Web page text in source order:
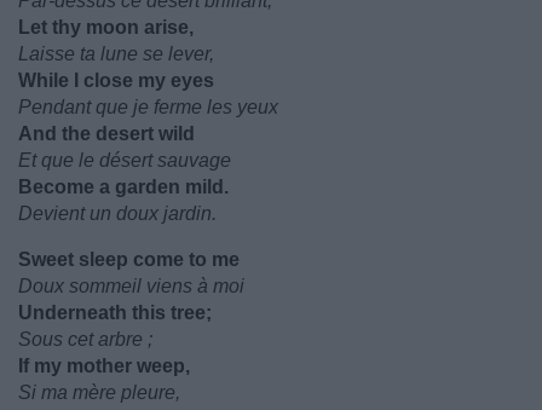
Let thy moon arise,
Laisse ta lune se lever,
While I close my eyes
Pendant que je ferme les yeux
And the desert wild
Et que le désert sauvage
Become a garden mild.
Devient un doux jardin.
Sweet sleep come to me
Doux sommeil viens à moi
Underneath this tree;
Sous cet arbre ;
If my mother weep,
Si ma mère pleure,